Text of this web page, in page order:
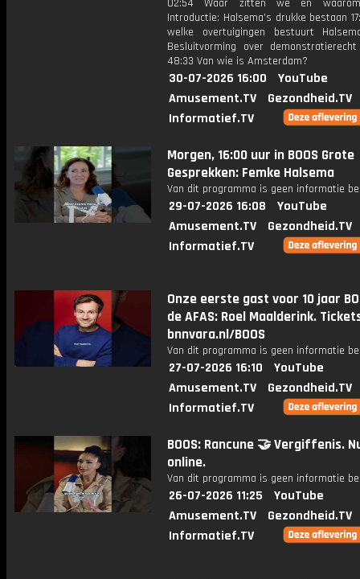
02:54 Waar zitten we en
Introductie: Halsema’s drukke bestaan
welke overtuigingen bestuurt
Besluitvorming over
48:33 Van wie is Amsterdam?
30-07-2026 16:00
YouTube
Amusement.TV
Gezondheid.TV
Informatief.TV
Morgen, 16:00 uur in BOOS Grote
Gesprekken: Femke Halsema
Van dit programma is geen informatie
29-07-2026 16:08
YouTube
Amusement.TV
Gezondheid.TV
Informatief.TV
Onze eerste gast voor 10 jaar
de AFAS: Roel Maalderink.
bnnvara.nl/BOOS
Van dit programma is geen informatie
27-07-2026 16:10
YouTube
Amusement.TV
Gezondheid.TV
Informatief.TV
BOOS: Rancune 🤝 Vergiffenis.
online.
Van dit programma is geen informatie
26-07-2026 11:25
YouTube
Amusement.TV
Gezondheid.TV
Informatief.TV